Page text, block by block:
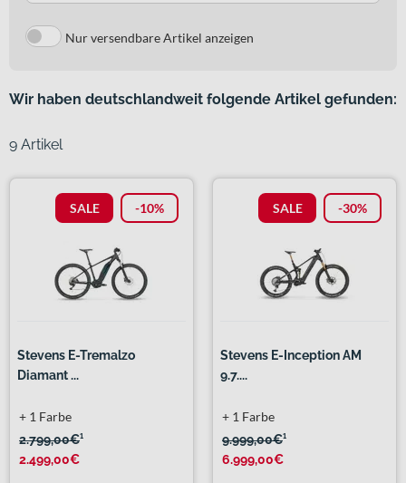
Nur versendbare Artikel anzeigen
Wir haben deutschlandweit folgende Artikel gefunden:
9 Artikel
SALE -10%
Stevens E-Tremalzo
Diamant ...
2.799,00€¹
2.499,00€
+ 1 Farbe
SALE -30%
Stevens E-Inception AM
9.7....
9.999,00€¹
6.999,00€
+ 1 Farbe